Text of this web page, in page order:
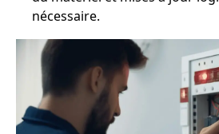
nécessaire.